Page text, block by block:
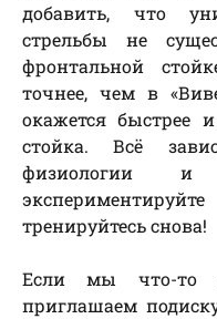
добавить, что
стрельбы не
фронтальной
точнее, чем в
окажется быстрее
стойка. Всё
физиологии и
тренируйтесь снова!
Если мы что-то
приглашаем